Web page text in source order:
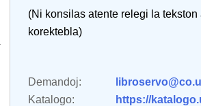
(Ni konsilas atente relegi la
korektebla)
Demandoj:
Katalogo:
https://